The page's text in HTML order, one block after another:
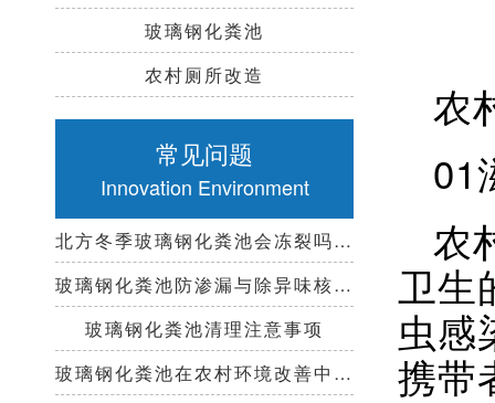
玻璃钢化粪池
农村厕所改造
常见问题
Innovation Environment
北方冬季玻璃钢化粪池会冻裂吗？需要保温措施吗？
玻璃钢化粪池防渗漏与除异味核心技术指南
玻璃钢化粪池清理注意事项
玻璃钢化粪池在农村环境改善中起到哪些作用？
农
01
农
卫生
虫感
携带